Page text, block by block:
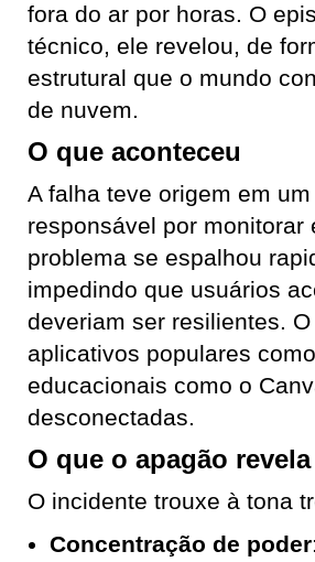
fora do ar por horas. O
técnico, ele revelou, de
estrutural que o mundo
de nuvem.
O que aconteceu
A falha teve origem em
responsável por monitorar
problema se espalhou
impedindo que usuários
deveriam ser resilientes.
aplicativos populares
educacionais como o
desconectadas.
O que o apagão revela
O incidente trouxe à tona
Concentração de poder